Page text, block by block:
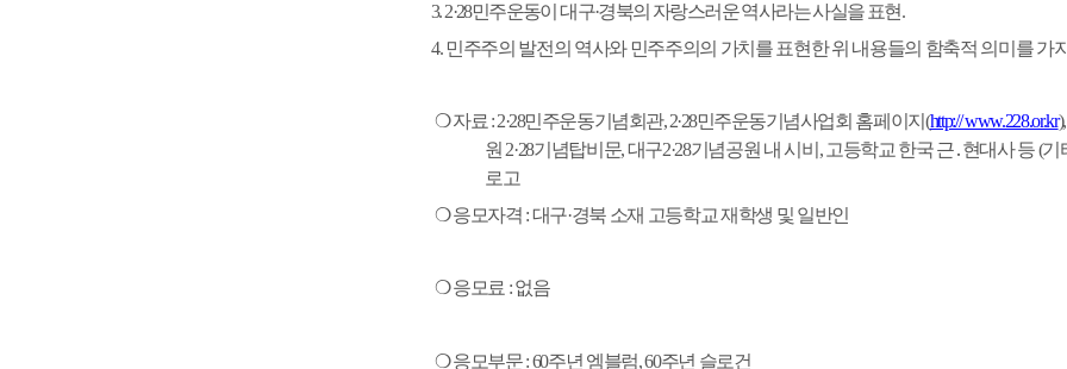
3. 2·28민주운동이 대구·경북의 자랑스러운 역사라는 사실을 표현.
4. 민주주의 발전의 역사와 민주주의의 가치를 표현한 위 내용들의 함축적 의미를 가
❍자료 :2·28민주운동기념회관, 2·28민주운동기념사업회 홈페이지 (http:// www.228.or.kr),
원 2·28기념탑비문,대구2·28기념공원 내 시비 , 고등학교 한국 근․현대사 등(기
로고
❍응모자격 :대구·경북 소재 고등학교 재학생 및 일반인
❍응모료 :없음
❍응모부문: 60주년 엠블럼, 60주년 슬로건